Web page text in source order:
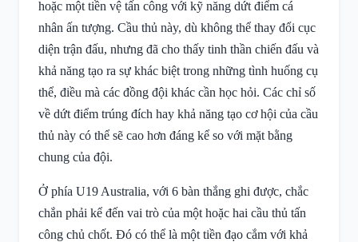
hoặc một tiền vệ tấn công với kỹ năng dứt điểm cá
nhân ấn tượng. Cầu thủ này, dù không thể thay đổi cục
diện trận đấu, nhưng đã cho thấy tinh thần chiến đấu và
khả năng tạo ra sự khác biệt trong những tình huống cụ
thể, điều mà các đồng đội khác cần học hỏi. Các chỉ số
về dứt điểm trúng đích hay khả năng tạo cơ hội của cầu
thủ này có thể sẽ cao hơn đáng kể so với mặt bằng
chung của đội.
Ở phía U19 Australia, với 6 bàn thắng ghi được, chắc
chắn phải kể đến vai trò của một hoặc hai cầu thủ tấn
công chủ chốt. Đó có thể là một tiền đạo cắm với khả